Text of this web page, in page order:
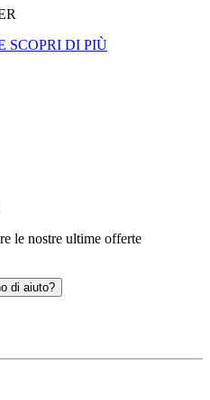
SCOPRI DI PIÙ
le nostre ultime offerte
di aiuto?